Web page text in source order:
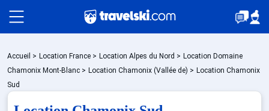
Packages
Accueil > Location France > Location Alpes du Nord > Location Domaine
Chamonix Mont-Blanc > Location Chamonix (Vallée de) > Location Chamonix
Sud